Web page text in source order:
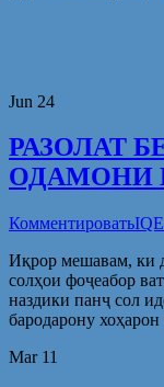
Jun 24
РАЗОЛАТ
ОДАМОНИ
Комментировать
Иқрор мешавам, ки
солҳои фоҷеабор
наздики панҷ сол
бародарону
Mar 11